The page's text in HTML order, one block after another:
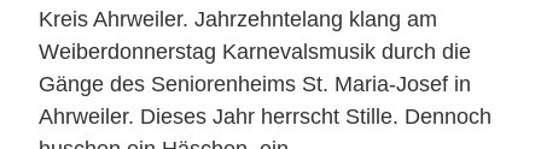
Kreis Ahrweiler. Jahrzehntelang klang am
Weiberdonnerstag Karnevalsmusik durch die
Gänge des Seniorenheims St. Maria-Josef in
Ahrweiler. Dieses Jahr herrscht Stille. Dennoch